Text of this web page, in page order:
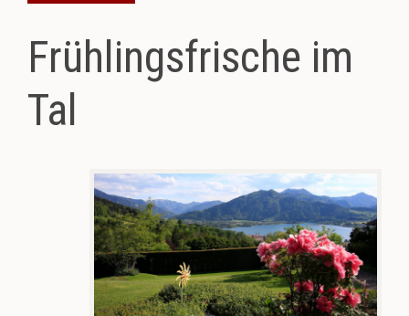
Frühlingsfrische im
Tal